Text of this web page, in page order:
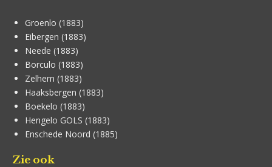
Groenlo (1883)
Eibergen (1883)
Neede (1883)
Borculo (1883)
Zelhem (1883)
Haaksbergen (1883)
Boekelo (1883)
Hengelo GOLS (1883)
Enschede Noord (1885)
Zie ook